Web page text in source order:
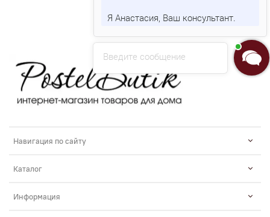
Навигация по сайту
Каталог
Информация
Введите сообщение
Я Анастасия, Ваш консультант.